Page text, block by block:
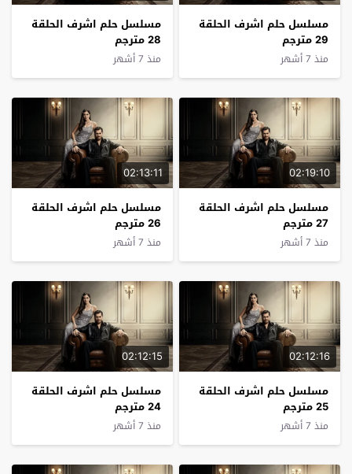
مسلسل حلم اشرف الحلقة
29 مترجم
منذ 7 أشهر
مسلسل حلم اشرف الحلقة
28 مترجم
منذ 7 أشهر
02:19:10
مسلسل حلم اشرف الحلقة
27 مترجم
منذ 7 أشهر
02:13:11
مسلسل حلم اشرف الحلقة
26 مترجم
منذ 7 أشهر
02:12:16
مسلسل حلم اشرف الحلقة
25 مترجم
منذ 7 أشهر
02:12:15
مسلسل حلم اشرف الحلقة
24 مترجم
منذ 7 أشهر